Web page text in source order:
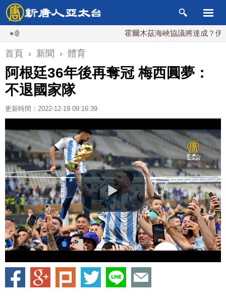
霍爾木茲海峽協議將達成？伊朗傳
首頁 › 新聞 › 體育
阿根廷36年後再奪冠 梅西圓夢：
不退國家隊
更新時間：2022-12-19 09:16:39